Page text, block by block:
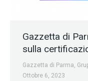
Gazzetta di
sulla
Gazzetta di Parma,
Ottobre 6, 2023